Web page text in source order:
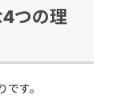
つの理
す。